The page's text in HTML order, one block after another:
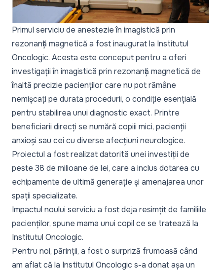
Primul serviciu de anestezie în imagistică prin
rezonanță magnetică a fost inaugurat la Institutul
Oncologic. Acesta este conceput pentru a oferi
investigații în imagistică prin rezonanță magnetică de
înaltă precizie pacienților care nu pot rămâne
nemișcați pe durata procedurii, o condiție esențială
pentru stabilirea unui diagnostic exact. Printre
beneficiarii direcți se numără copiii mici, pacienții
anxioși sau cei cu diverse afecțiuni neurologice.
Proiectul a fost realizat datorită unei investiții de
peste 38 de milioane de lei, care a inclus dotarea cu
echipamente de ultimă generație și amenajarea unor
spații specializate.
Impactul noului serviciu a fost deja resimțit de familiile
pacienților, spune mama unui copil ce se tratează la
Institutul Oncologic.
Pentru noi, părinții, a fost o surpriză frumoasă când
am aflat că la Institutul Oncologic s-a donat așa un